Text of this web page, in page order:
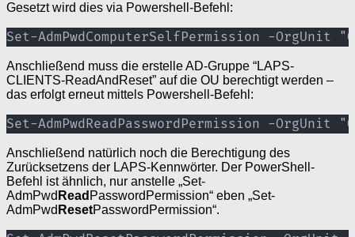
Gesetzt wird dies via Powershell-Befehl:
Set-AdmPwdComputerSelfPermission -OrgUnit
Anschließend muss die erstelle AD-Gruppe “LAPS-
CLIENTS-ReadAndReset” auf die OU berechtigt werden –
das erfolgt erneut mittels Powershell-Befehl:
Set-AdmPwdReadPasswordPermission -OrgUnit
Anschließend natürlich noch die Berechtigung des
Zurücksetzens der LAPS-Kennwörter. Der PowerShell-
Befehl ist ähnlich, nur anstelle „Set-
AdmPwd Read PasswordPermission“ eben „Set-
AdmPwd ResetPasswordPermission“.